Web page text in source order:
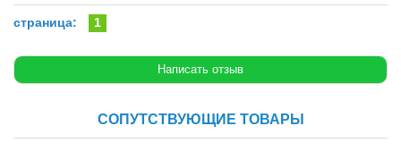
страница: 1
СОПУТСТВУЮЩИЕ ТОВАРЫ